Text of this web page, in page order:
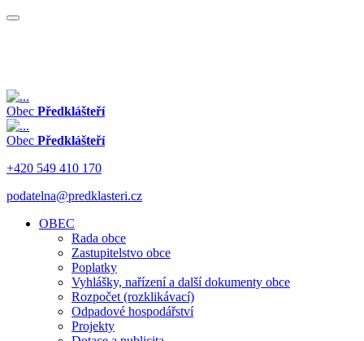
Obec Předklášteří
Obec Předklášteří
+420 549 410 170
podatelna@predklasteri.cz
OBEC
Rada obce
Zastupitelstvo obce
Poplatky
Vyhlášky, nařízení a další dokumenty obce
Rozpočet (rozklikávací)
Odpadové hospodářství
Projekty